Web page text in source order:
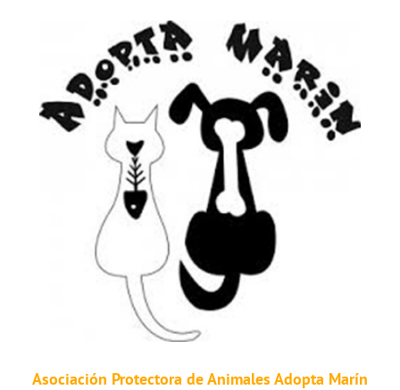
Asociación Protectora de Animales Adopta Marín